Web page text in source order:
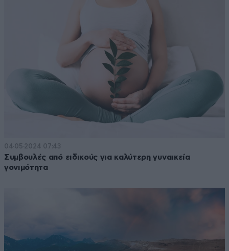
04·05·2024 07:43
Συμβουλές από ειδικούς για καλύτερη γυναικεία
γονιμότητα